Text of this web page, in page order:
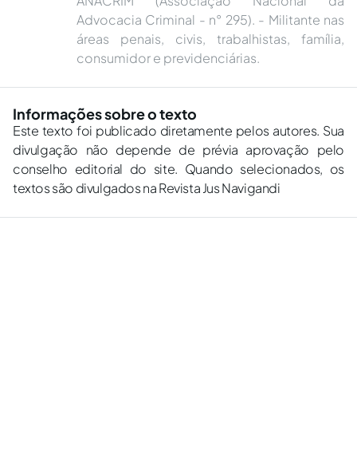
Advocacia Criminal - n° 295). - Militante nas
áreas penais, civis, trabalhistas, família,
consumidor e previdenciárias.
Informações sobre o texto
Este texto foi publicado diretamente pelos autores. Sua
divulgação não depende de prévia aprovação pelo
conselho editorial do site. Quando selecionados, os
textos são divulgados na Revista Jus Navigandi